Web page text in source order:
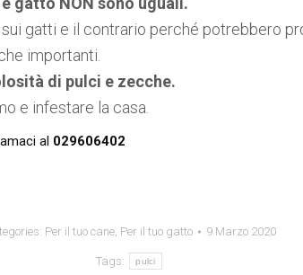
gatti e il contrario perché potrebbero
importanti.
di pulci e zecche.
e infestare la casa.
al 029606402
Per il tuo cane, Per il tuo gatto 9 Marzo 2020
Tags: pulci